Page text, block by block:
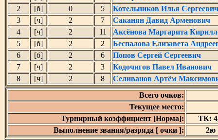
2
[б] 0 5
Котельников Илья Сергеевич
3
[ч] 2 7
Саканян Давид Арменович
4
[ч] 2 11
Аксёнова Маргарита
5
[б] 2 2
Беспалова Елизавета
6
[б] 2 6
Попов Сергей Сергеевич
7
[ч] 2 3
Кодочигов Павел Иванович
8
[ч] 2 8
Селиванов Артём
Всего очков:
Текущее место:
Турнирный коэффициент [Норма]:
ТК:
Выполнение звания/разряда [ очки ]:
2ю